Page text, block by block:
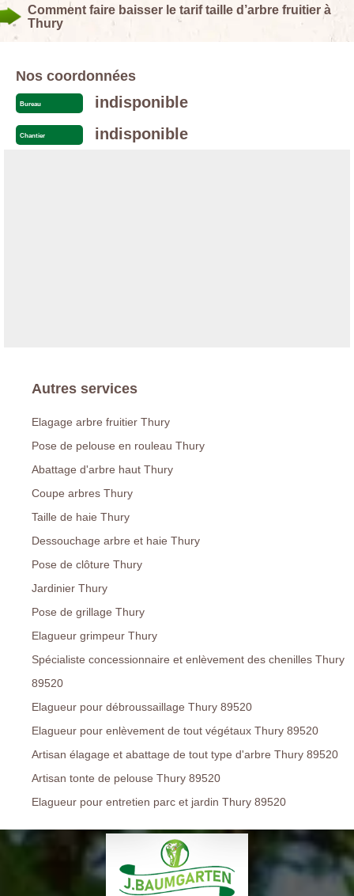
Comment faire baisser le tarif taille d’arbre fruitier à
Thury
Nos coordonnées
Bureau indisponible
Chantier indisponible
Autres services
Elagage arbre fruitier Thury
Pose de pelouse en rouleau Thury
Abattage d'arbre haut Thury
Coupe arbres Thury
Taille de haie Thury
Dessouchage arbre et haie Thury
Pose de clôture Thury
Jardinier Thury
Pose de grillage Thury
Elagueur grimpeur Thury
Spécialiste concessionnaire et enlèvement des chenilles Thury
89520
Elagueur pour débroussaillage Thury 89520
Elagueur pour enlèvement de tout végétaux Thury 89520
Artisan élagage et abattage de tout type d'arbre Thury 89520
Artisan tonte de pelouse Thury 89520
Elagueur pour entretien parc et jardin Thury 89520